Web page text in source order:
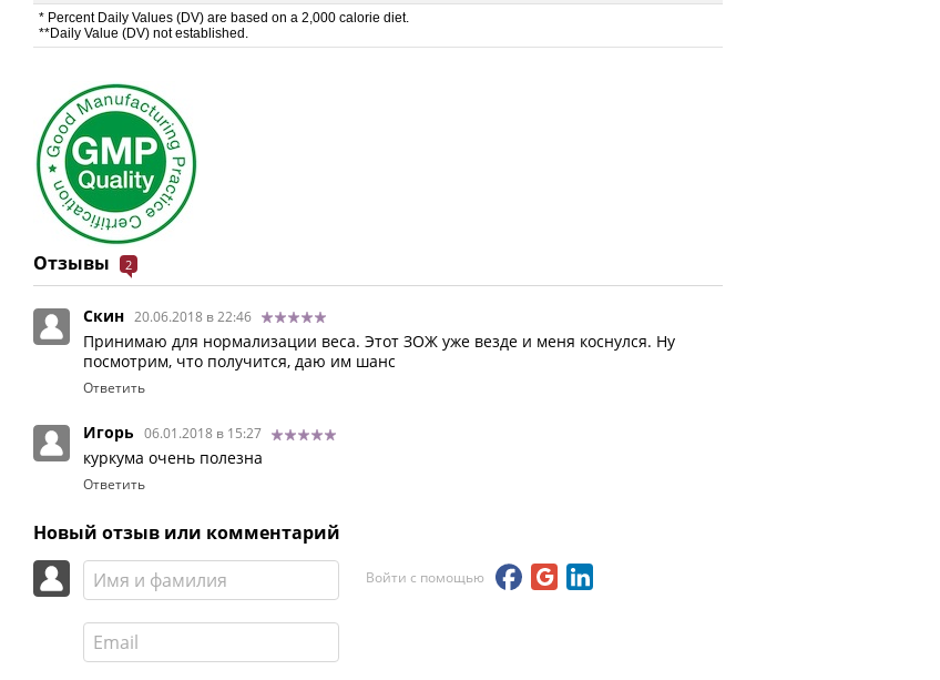
* Percent Daily Values (DV) are based on a 2,000 calorie diet.
**Daily Value (DV) not established.
Отзывы 2
Скин 20.06.2018 в 22:46
Принимаю для нормализации веса. Этот ЗОЖ уже везде и меня коснулся. Ну
посмотрим, что получится, даю им шанс
Ответить
Игорь 06.01.2018 в 15:27
куркума очень полезна
Ответить
Новый отзыв или комментарий
Войти с помощью